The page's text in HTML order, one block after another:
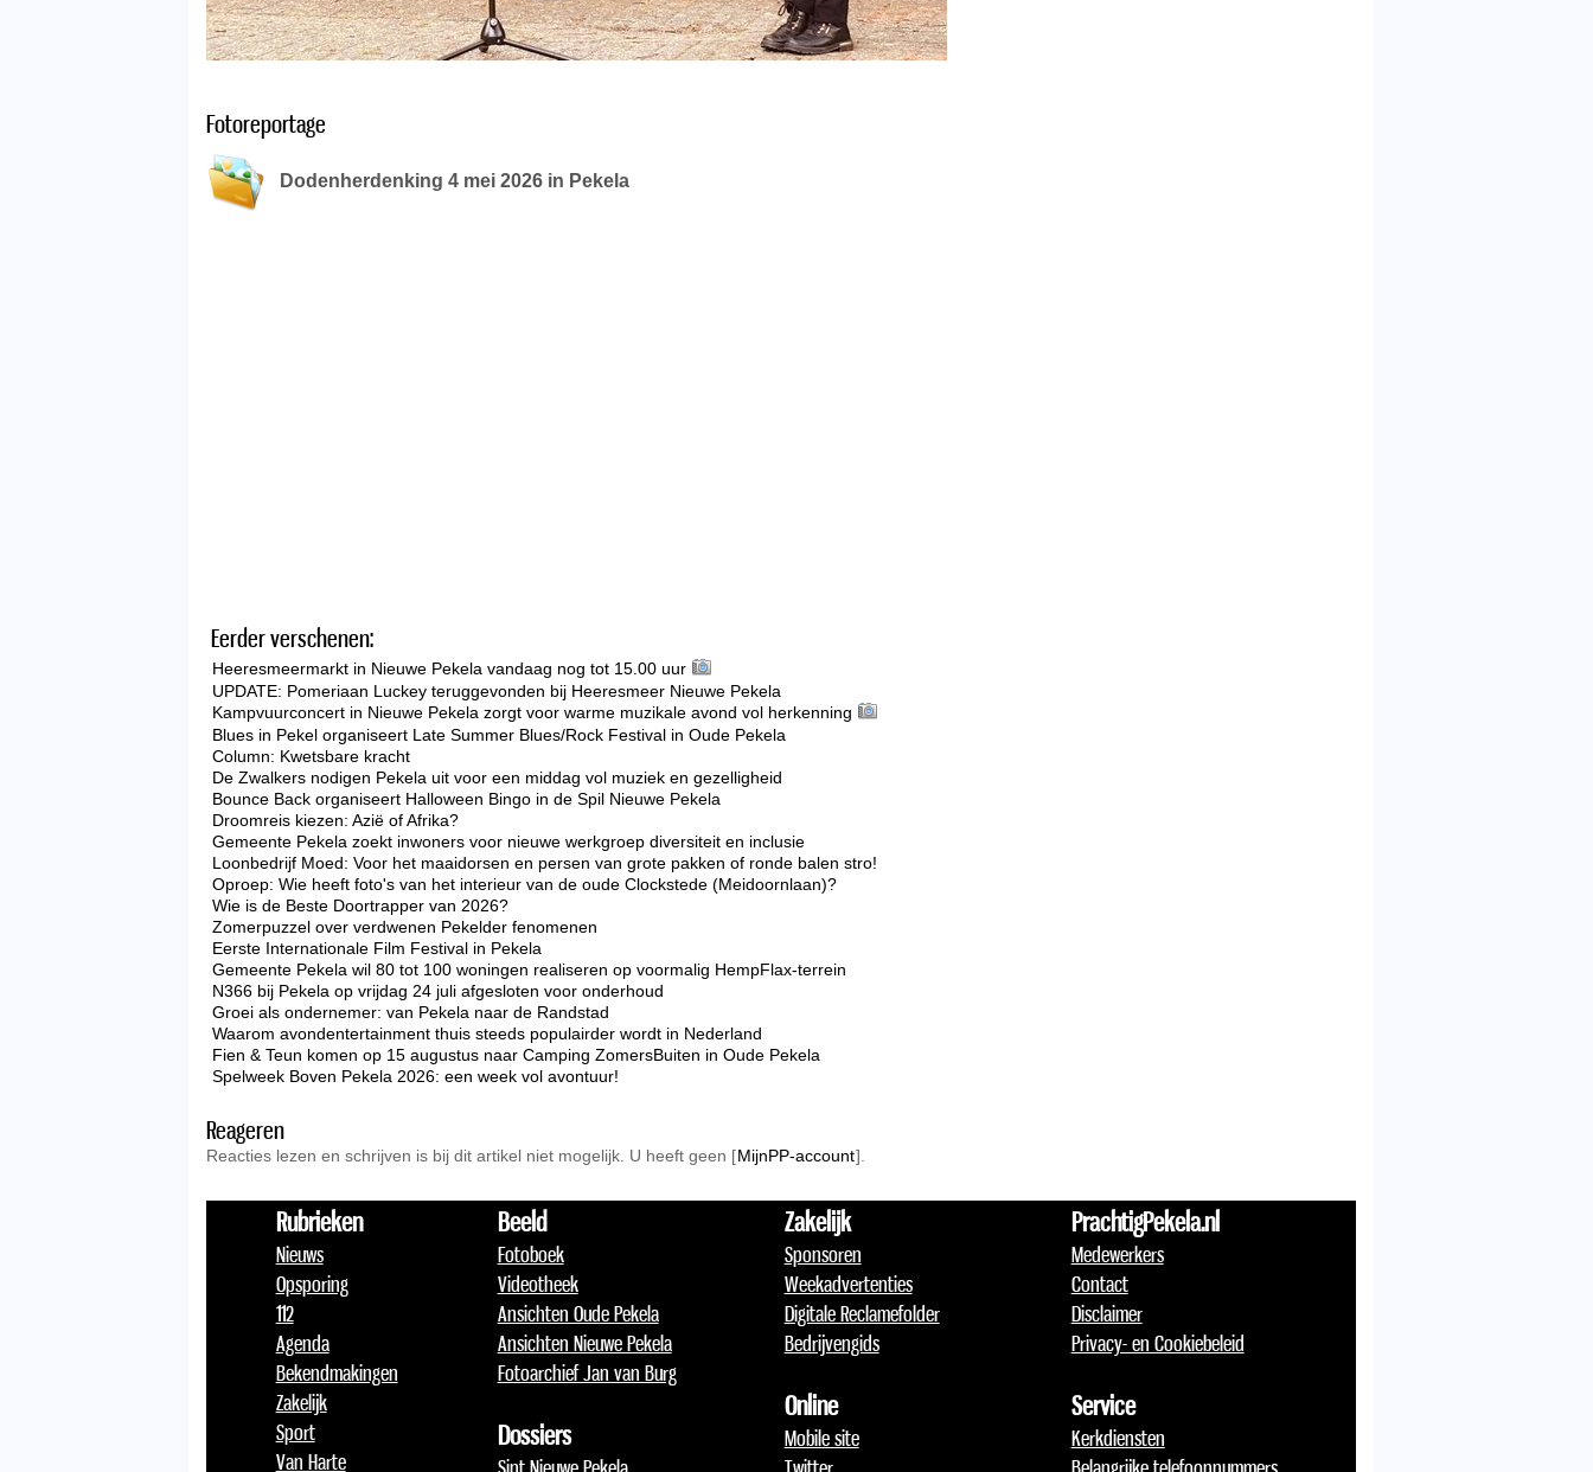
Fotoreportage
Dodenherdenking 4 mei 2026 in Pekela
Eerder verschenen:
Heeresmeermarkt in Nieuwe Pekela vandaag nog tot 15.00 uur
UPDATE: Pomeriaan Luckey teruggevonden bij Heeresmeer Nieuwe Pekela
Kampvuurconcert in Nieuwe Pekela zorgt voor warme muzikale avond vol herkenning
Blues in Pekel organiseert Late Summer Blues/Rock Festival in Oude Pekela
Column: Kwetsbare kracht
De Zwalkers nodigen Pekela uit voor een middag vol muziek en gezelligheid
Bounce Back organiseert Halloween Bingo in de Spil Nieuwe Pekela
Droomreis kiezen: Azië of Afrika?
Gemeente Pekela zoekt inwoners voor nieuwe werkgroep diversiteit en inclusie
Loonbedrijf Moed: Voor het maaidorsen en persen van grote pakken of ronde balen stro!
Oproep: Wie heeft foto's van het interieur van de oude Clockstede (Meidoornlaan)?
Wie is de Beste Doortrapper van 2026?
Zomerpuzzel over verdwenen Pekelder fenomenen
Eerste Internationale Film Festival in Pekela
Gemeente Pekela wil 80 tot 100 woningen realiseren op voormalig HempFlax-terrein
N366 bij Pekela op vrijdag 24 juli afgesloten voor onderhoud
Groei als ondernemer: van Pekela naar de Randstad
Waarom avondentertainment thuis steeds populairder wordt in Nederland
Fien & Teun komen op 15 augustus naar Camping ZomersBuiten in Oude Pekela
Spelweek Boven Pekela 2026: een week vol avontuur!
Reageren
Reacties lezen en schrijven is bij dit artikel niet mogelijk. U heeft geen [MijnPP-account].
Rubrieken
Nieuws
Opsporing
112
Agenda
Bekendmakingen
Zakelijk
Sport
Van Harte
Beeld
Fotoboek
Videotheek
Ansichten Oude Pekela
Ansichten Nieuwe Pekela
Fotoarchief Jan van Burg
Dossiers
Zakelijk
Sponsoren
Weekadvertenties
Digitale Reclamefolder
Bedrijvengids
Online
Mobile site
PrachtigPekela.nl
Medewerkers
Contact
Disclaimer
Privacy- en Cookiebeleid
Service
Kerkdiensten